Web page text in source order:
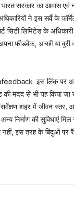
सरकार का आवास एवं
ने इस सर्वे के
सिटी लिमिटेड के
फीडबैक, अच्छी या बुरी
इस लिंक पर
की मदद से भी यह
शहर में जीवन स्तर,
निर्माण की सुविधाएं मिल
नहीं, इस तरह के बिंदुओं पर